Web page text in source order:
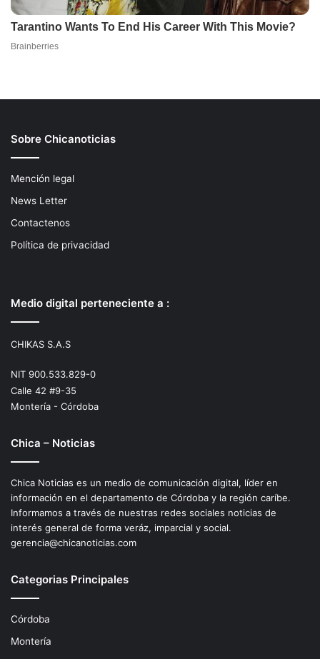
Sobre Chicanoticias
Mención legal
News Letter
Contactenos
Política de privacidad
Medio digital perteneciente a :
CHIKAS S.A.S
NIT 900.533.829-0
Calle 42 #9-35
Montería - Córdoba
Chica – Noticias
Chica Noticias es un medio de comunicación digital, líder en
información en el departamento de Córdoba y la región caríbe.
Informamos a través de nuestras redes sociales noticias de
interés general de forma veráz, imparcial y social.
gerencia@chicanoticias.com
Categorias Principales
Córdoba
Montería